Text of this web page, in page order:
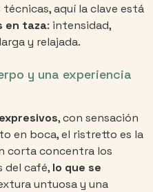
aquí la clave está
en taza: intensidad,
y relajada.
y una experiencia
, con sensación
en boca, el ristretto es la
corta concentra los
del café, lo que se
untuosa y una